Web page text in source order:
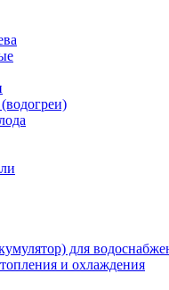
для
и охлаждения